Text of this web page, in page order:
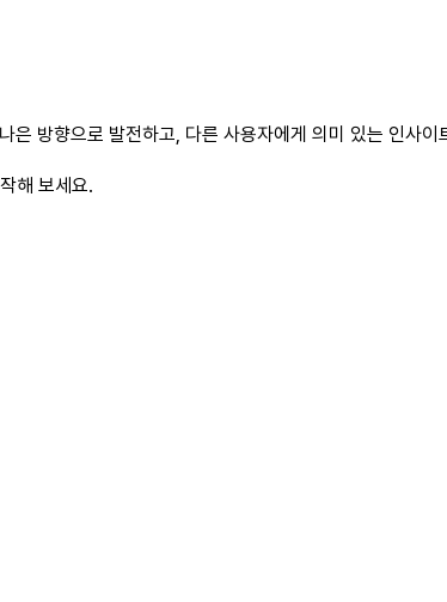
은 방향으로 발전하고, 다른 사용자에게 의미 있는 인사이
해 보세요.